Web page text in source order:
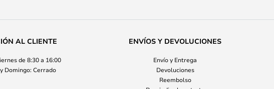
AL CLIENTE
de 8:30 a 16:00
Domingo: Cerrado
ENVÍOS Y DEVOLUCIONES
Envío y Entrega
Devoluciones
Reembolso